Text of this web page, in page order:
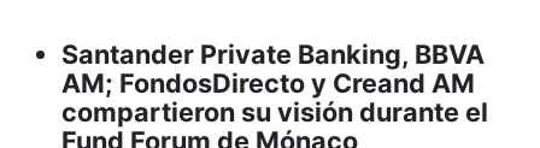
Santander Private Banking, BBVA
AM; FondosDirecto y Creand AM
compartieron su visión durante el
Fund Forum de Mónaco